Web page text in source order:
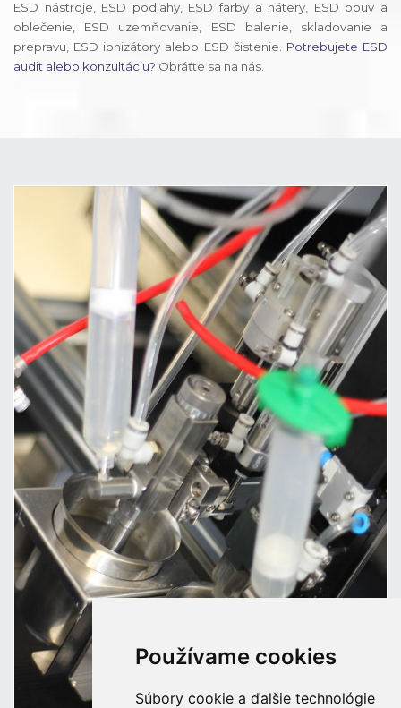
Používame cookies
Súbory cookie a ďalšie technológie
ESD nástroje, ESD podlahy, ESD farby a nátery, ESD obuv a
oblečenie, ESD uzemňovanie, ESD balenie, skladovanie a
prepravu, ESD ionizátory alebo ESD čistenie. Potrebujete ESD
audit alebo konzultáciu? Obráťte sa na nás.